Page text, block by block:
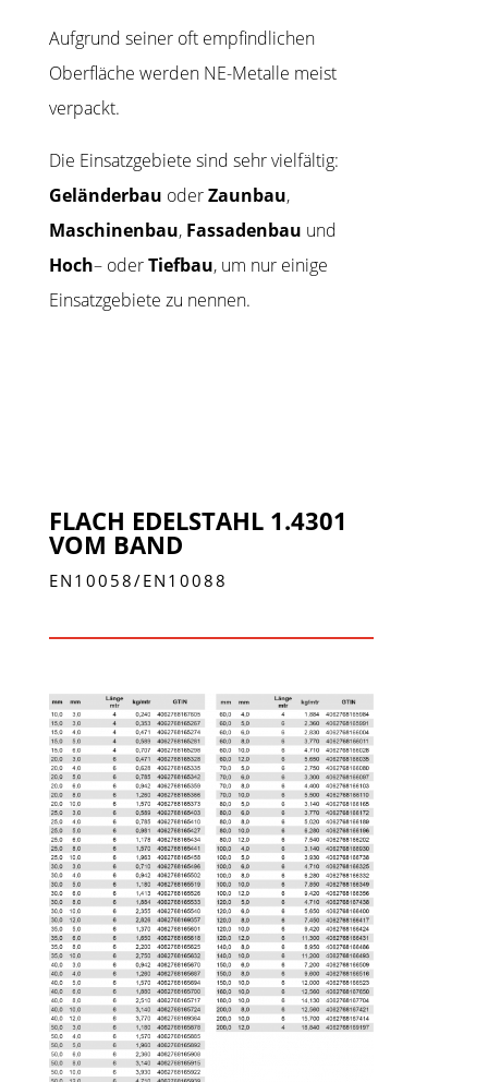
Aufgrund seiner oft empfindlichen
Oberfläche werden NE-Metalle meist
verpackt.
Die Einsatzgebiete sind sehr vielfältig:
Geländerbau oderZaunbau,
Maschinenbau, Fassadenbau und
Hoch– oderTiefbau, um nur einige
Einsatzgebiete zu nennen.
FLACH EDELSTAHL 1.4301
VOM BAND
EN10058/EN10088